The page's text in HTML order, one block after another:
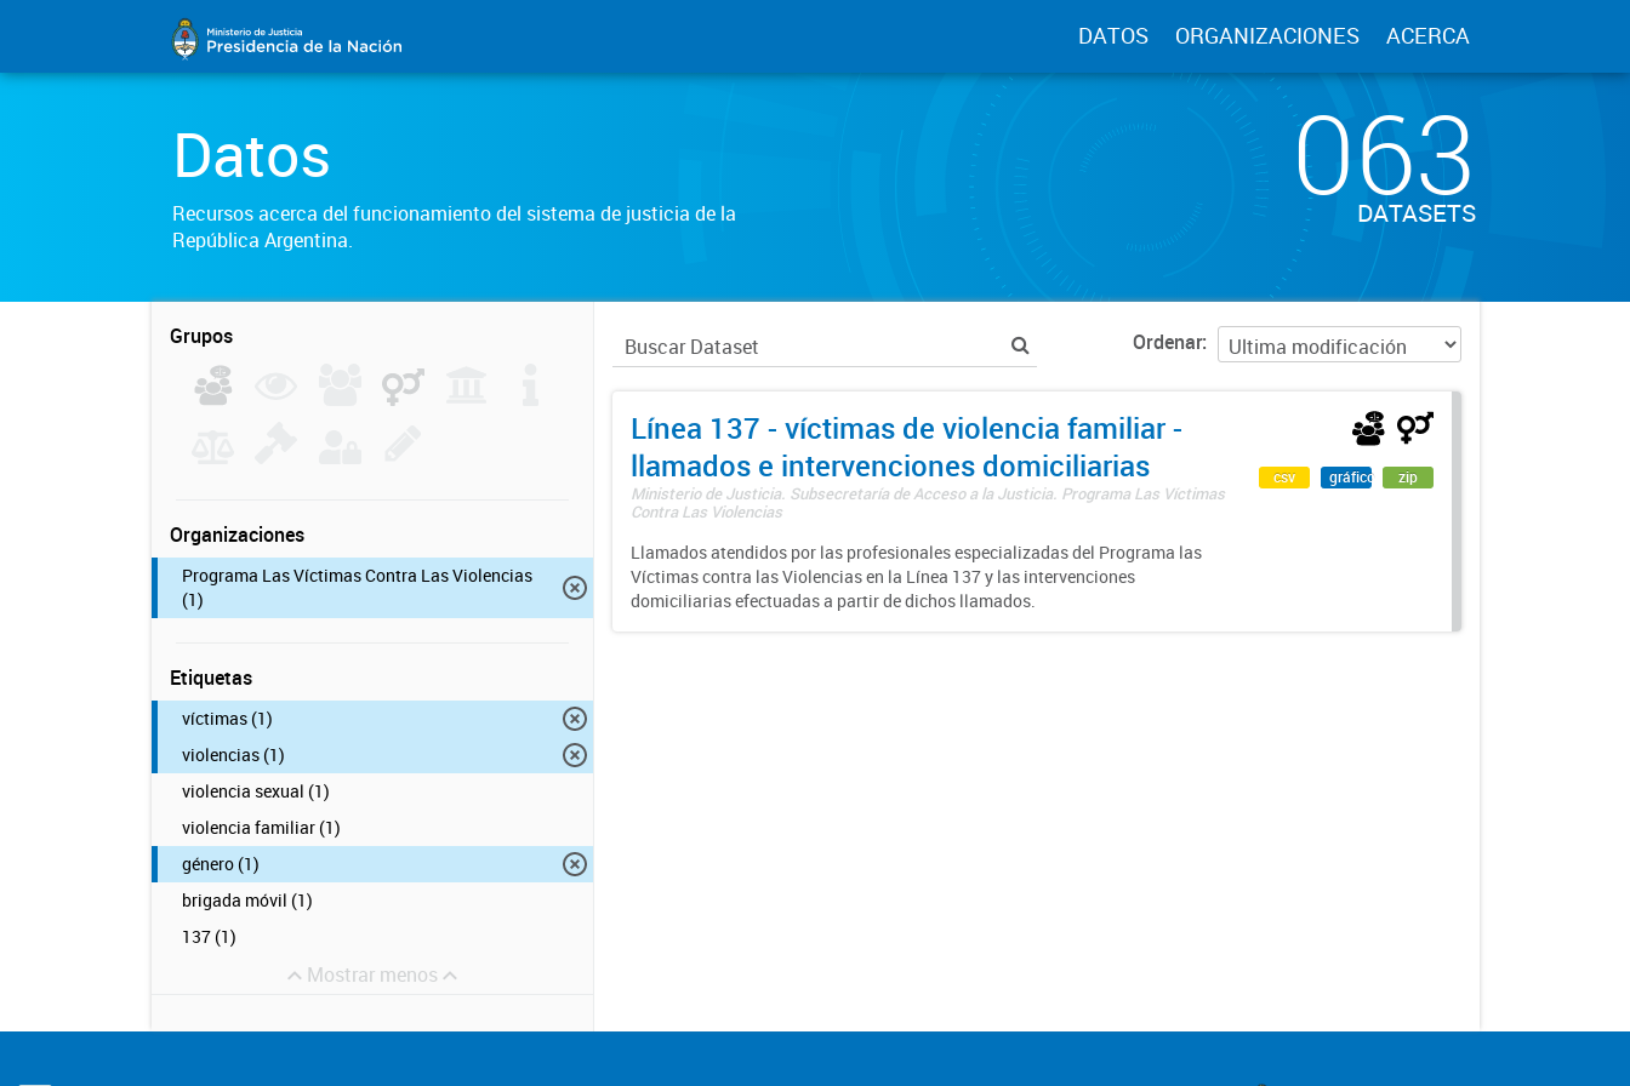
DATOS ORGANIZACIONES ACERCA
Datos
Recursos acerca del funcionamiento del sistema de justicia de la
República Argentina.
063
DATASETS
Grupos
Organizaciones
Programa Las Víctimas Contra Las Violencias
(1)
Etiquetas
víctimas (1)
violencias (1)
violencia sexual (1)
violencia familiar (1)
género (1)
brigada móvil (1)
137 (1)
Mostrar menos
Ordenar
Línea 137 - víctimas de violencia familiar -
llamados e intervenciones domiciliarias
Ministerio de Justicia. Subsecretaría de Acceso a la Justicia. Programa Las Víctimas
Contra Las Violencias
Llamados atendidos por las profesionales especializadas del Programa las
Víctimas contra las Violencias en la Línea 137 y las intervenciones
domiciliarias efectuadas a partir de dichos llamados.
csv gráfico zip